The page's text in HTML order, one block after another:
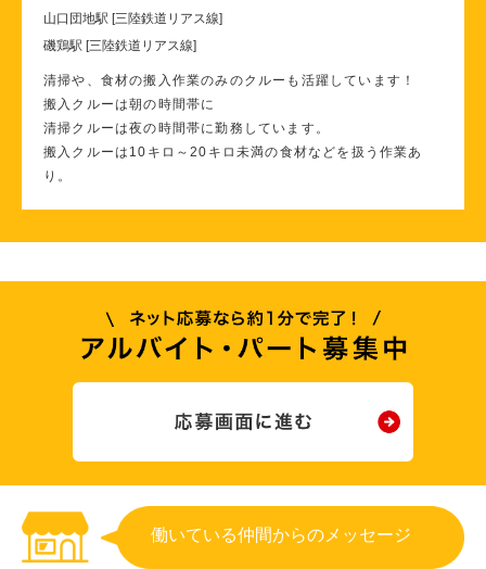
山口団地駅 [三陸鉄道リアス線]
磯鶏駅 [三陸鉄道リアス線]
清掃や、食材の搬入作業のみのクルーも活躍しています！
搬入クルーは朝の時間帯に
清掃クルーは夜の時間帯に勤務しています。
搬入クルーは10キロ～20キロ未満の食材などを扱う作業あ
り。
働いている仲間からのメッセージ